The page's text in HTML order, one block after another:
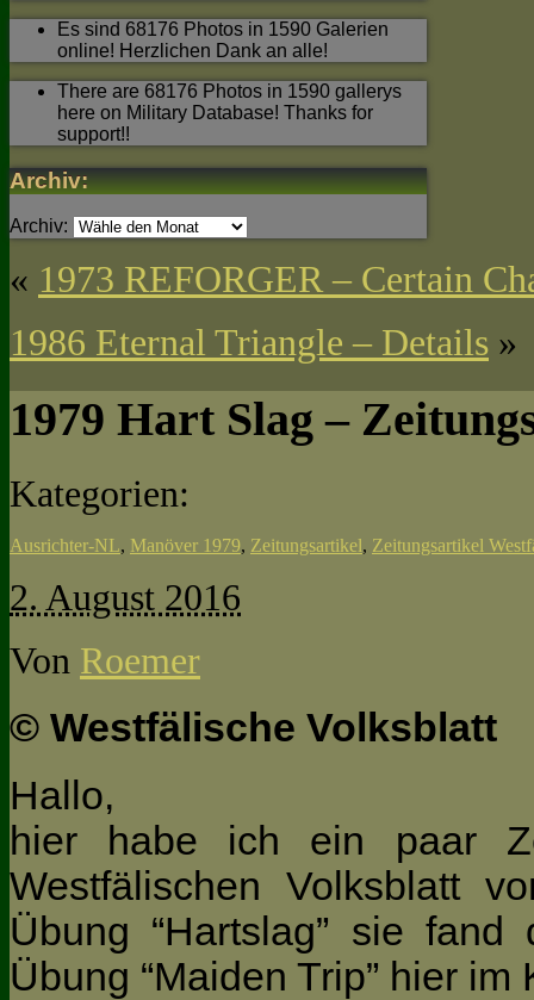
Es sind 68176 Photos in 1590 Galerien
online! Herzlichen Dank an alle!
There are 68176 Photos in 1590 gallerys
here on Military Database! Thanks for
support!!
Archiv:
Archiv:
« 1973 REFORGER – Certain
1986 Eternal Triangle – Details »
1979 Hart Slag –
Kategorien:
Ausrichter-NL, Manöver 1979, Zeitungsartikel, Zeitungsartikel
2. August 2016
Von Roemer
© Westfälische Volksblatt
Hallo,
hier habe ich ein paar
Westfälischen Volksblatt
Übung “Hartslag” sie
Übung “Maiden Trip” hier